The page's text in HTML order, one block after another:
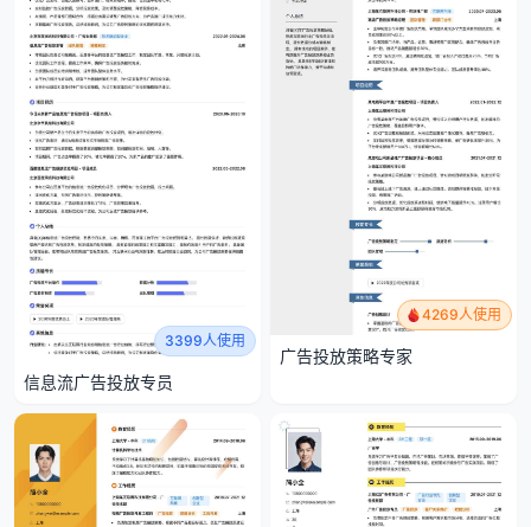
3399人使用
信息流广告投放专员
4269人使用
广告投放策略专家